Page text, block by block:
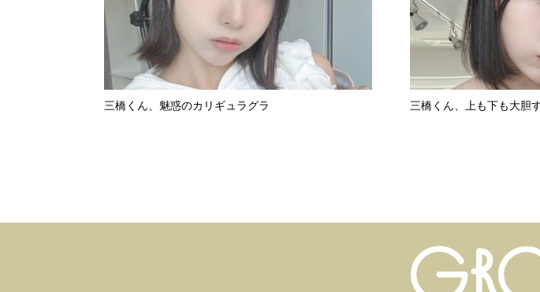
三橋くん、魅惑のカリギュラグラ 三橋くん、上も下も大胆